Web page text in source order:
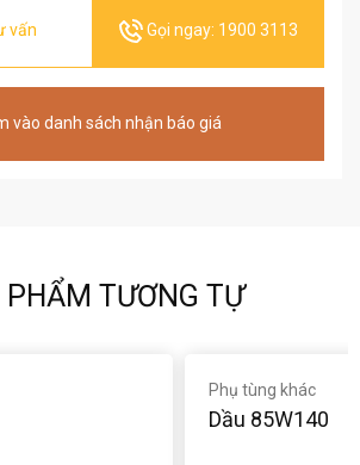
vấn Gọi ngay: 1900 3113
vào danh sách nhận báo giá
PHẨM TƯƠNG TỰ
Phụ tùng khác
Dầu 85W140